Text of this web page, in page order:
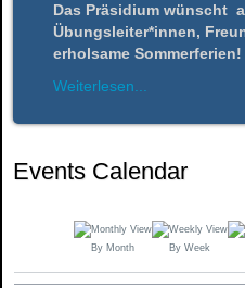
Das Präsidium wünscht
Übungsleiter*innen,
erholsame Sommerferien!
Weiterlesen...
Events Calendar
By Month By Week